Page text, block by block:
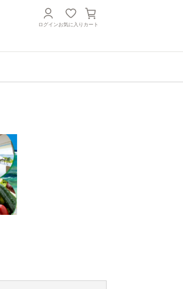
ログインお気に入り カート